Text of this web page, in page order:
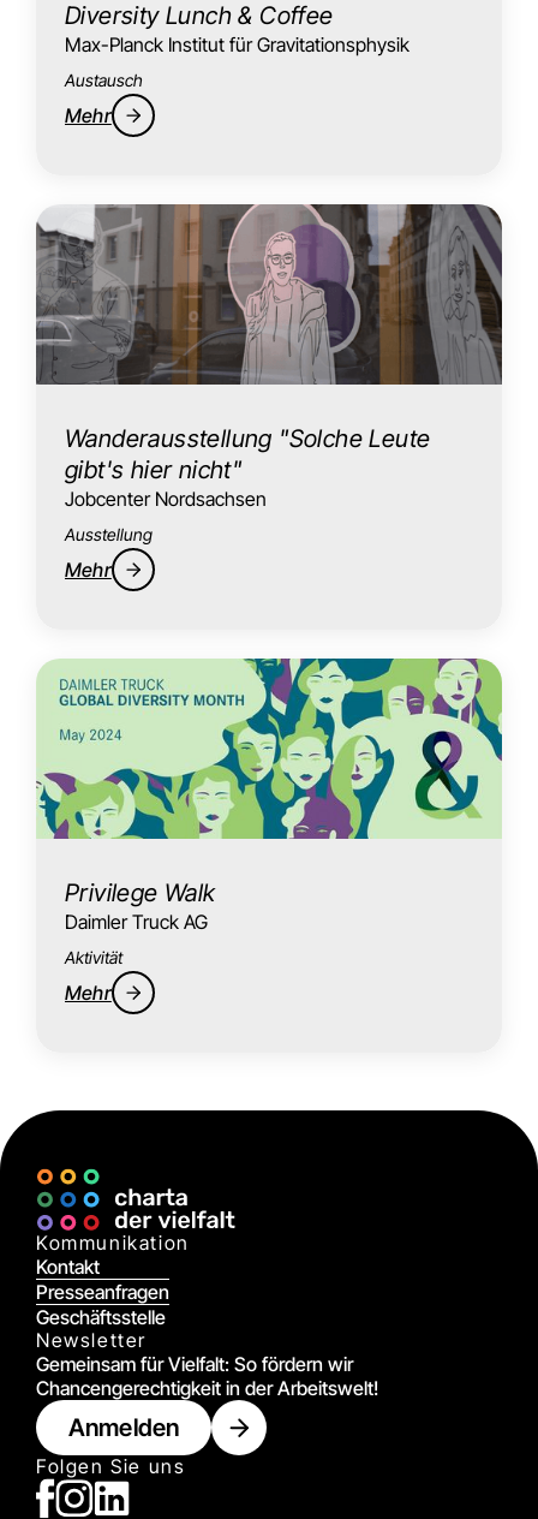
Diversity Lunch & Coffee
Max-Planck Institut für Gravitationsphysik
Austausch
Mehr
Wanderausstellung "Solche Leute
gibt's hier nicht"
Jobcenter Nordsachsen
Ausstellung
Mehr
Privilege Walk
Daimler Truck AG
Aktivität
Mehr
Kommunikation
Kontakt
Presseanfragen
Geschäftsstelle
Newsletter
Gemeinsam für Vielfalt: So fördern wir
Chancengerechtigkeit in der Arbeitswelt!
Anmelden
Folgen Sie uns